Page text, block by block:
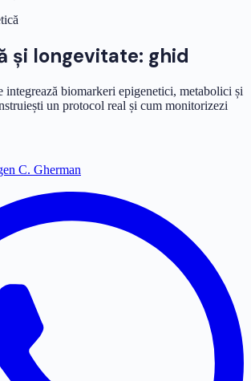
și longevitate: ghid
integrează biomarkeri epigenetici, metabolici și
un protocol real și cum monitorizezi
C. Gherman